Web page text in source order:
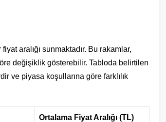
aralığı sunmaktadır. Bu rakamlar,
değişiklik gösterebilir. Tabloda belirtilen
ve piyasa koşullarına göre farklılık
Ortalama Fiyat Aralığı (TL)